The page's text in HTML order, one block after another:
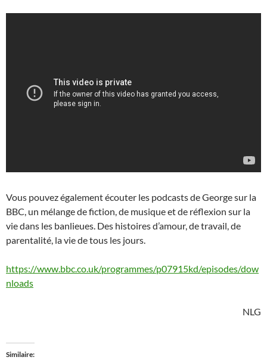
Vous pouvez également écouter les podcasts de George sur la
BBC, un mélange de fiction, de musique et de réflexion sur la
vie dans les banlieues. Des histoires d’amour, de travail, de
parentalité, la vie de tous les jours.
https://www.bbc.co.uk/programmes/p07915kd/episodes/dow
nloads
NLG
Similaire